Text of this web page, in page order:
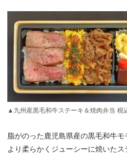
▲九州産黒毛和牛ステーキ＆焼肉弁当 税
脂がのった鹿児島県産の黒毛和牛
より柔らかくジューシーに焼いた